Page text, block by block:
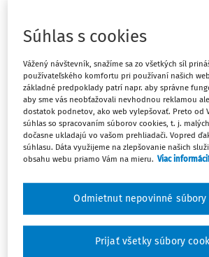
Ústavné právo (1)
Filter
Počet vyhľadaných dokumentov:1
Zoradiť podľa
Polemika o ústavnom
kompatibilite
Súhlas s cookies
Vážený návštevník, snažíme sa zo všetkých síl
používateľského komfortu pri používaní našich
základné predpoklady patrí napr. aby správne
aby sme vás neobťažovali nevhodnou reklamou
dostatok podnetov, ako web vylepšovať. Preto od
súhlas so spracovaním súborov cookies, t. j.
dočasne ukladajú vo vašom prehliadači. Vopred
súhlasu. Dáta využijeme na zlepšovanie našich
obsahu webu priamo Vám na mieru. Viac
Odmietnut nepovinné súbory
Prijať všetky súbory